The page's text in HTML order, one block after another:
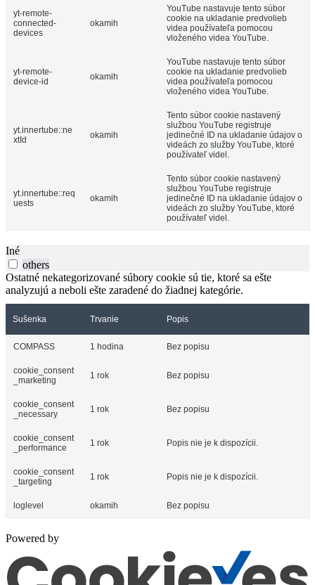
yt-remote-
connected-
devices
okamih
YouTube nastavuje tento súbor
cookie na ukladanie predvolieb
videa používateľa pomocou
vloženého videa YouTube.
yt-remote-
device-id
okamih
YouTube nastavuje tento súbor
cookie na ukladanie predvolieb
videa používateľa pomocou
vloženého videa YouTube.
yt.innertube::ne
xtId
okamih
Tento súbor cookie nastavený
službou YouTube registruje
jedinečné ID na ukladanie údajov o
videách zo služby YouTube, ktoré
používateľ videl.
yt.innertube::req
uests
okamih
Tento súbor cookie nastavený
službou YouTube registruje
jedinečné ID na ukladanie údajov o
videách zo služby YouTube, ktoré
používateľ videl.
Iné
others
Ostatné nekategorizované súbory cookie sú tie, ktoré sa ešte
analyzujú a neboli ešte zaradené do žiadnej kategórie.
Sušenka Trvanie Popis
COMPASS 1 hodina Bez popisu
cookie_consent
_marketing
1 rok Bez popisu
cookie_consent
_necessary
1 rok Bez popisu
cookie_consent
_performance
1 rok Popis nie je k dispozícii.
cookie_consent
_targeting
1 rok Popis nie je k dispozícii.
loglevel okamih Bez popisu
Powered by